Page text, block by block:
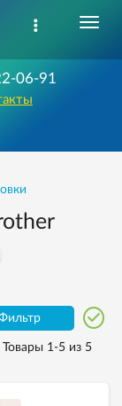
06-91
Товары 1-5 из 5